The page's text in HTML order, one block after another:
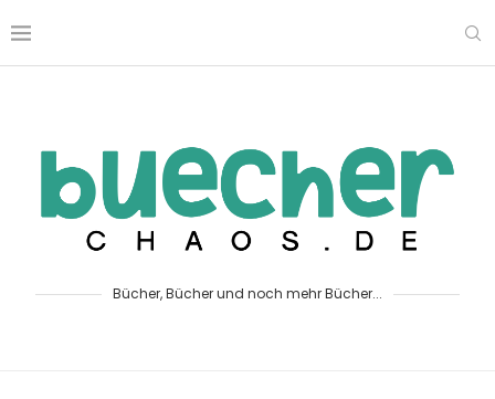
Bücher, Bücher und noch mehr Bücher...